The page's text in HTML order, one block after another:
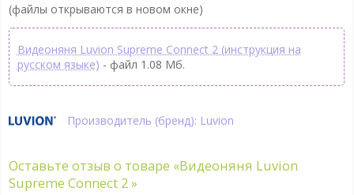
(файлы открываются в новом окне)
Видеоняня Luvion Supreme Connect 2 (инструкция на
русском языке) - файл 1.08 Мб.
Производитель (бренд): Luvion
Оставьте отзыв о товаре «Видеоняня Luvion
Supreme Connect 2 »